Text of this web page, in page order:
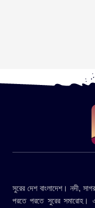
সুরের দেশ বাংলাদেশ। নদী,
পরতে পরতে সুরের সমারোহ।